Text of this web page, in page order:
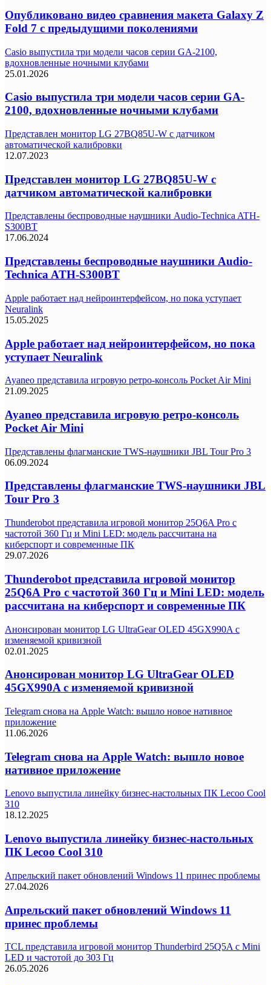
Опубликовано видео сравнения макета Galaxy Z
Fold 7 с предыдущими поколениями
Casio выпустила три модели часов серии GA-2100,
вдохновленные ночными клубами
25.01.2026
Casio выпустила три модели часов серии GA-
2100, вдохновленные ночными клубами
Представлен монитор LG 27BQ85U-W с датчиком
автоматической калибровки
12.07.2023
Представлен монитор LG 27BQ85U-W с
датчиком автоматической калибровки
Представлены беспроводные наушники Audio-Technica ATH-
S300BT
17.06.2024
Представлены беспроводные наушники Audio-
Technica ATH-S300BT
Apple работает над нейроинтерфейсом, но пока уступает
Neuralink
15.05.2025
Apple работает над нейроинтерфейсом, но пока
уступает Neuralink
Ayaneo представила игровую ретро-консоль Pocket Air Mini
21.09.2025
Ayaneo представила игровую ретро-консоль
Pocket Air Mini
Представлены флагманские TWS-наушники JBL Tour Pro 3
06.09.2024
Представлены флагманские TWS-наушники JBL
Tour Pro 3
Thunderobot представила игровой монитор 25Q6A Pro с
частотой 360 Гц и Mini LED: модель рассчитана на
киберспорт и современные ПК
29.07.2026
Thunderobot представила игровой монитор
25Q6A Pro с частотой 360 Гц и Mini LED: модель
рассчитана на киберспорт и современные ПК
Анонсирован монитор LG UltraGear OLED 45GX990A с
изменяемой кривизной
02.01.2025
Анонсирован монитор LG UltraGear OLED
45GX990A с изменяемой кривизной
Telegram снова на Apple Watch: вышло новое нативное
приложение
11.06.2026
Telegram снова на Apple Watch: вышло новое
нативное приложение
Lenovo выпустила линейку бизнес-настольных ПК Lecoo Cool
310
18.12.2025
Lenovo выпустила линейку бизнес-настольных
ПК Lecoo Cool 310
Апрельский пакет обновлений Windows 11 принес проблемы
27.04.2026
Апрельский пакет обновлений Windows 11
принес проблемы
TCL представила игровой монитор Thunderbird 25Q5A с Mini
LED и частотой до 303 Гц
26.05.2026